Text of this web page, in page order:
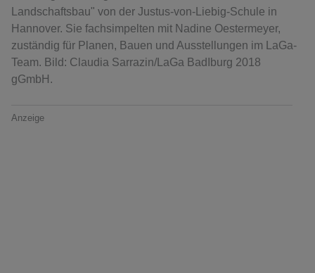
Landschaftsbau" von der Justus-von-Liebig-Schule in
Hannover. Sie fachsimpelten mit Nadine Oestermeyer,
zuständig für Planen, Bauen und Ausstellungen im LaGa-
Team. Bild: Claudia Sarrazin/LaGa BadIburg 2018
gGmbH.
Anzeige